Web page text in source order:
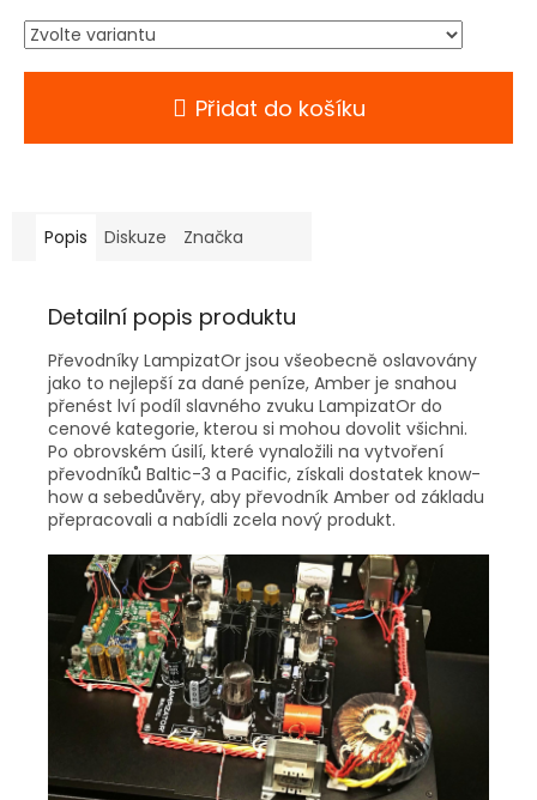
Přidat do košíku
Popis Diskuze Značka
Detailní popis produktu
Převodníky LampizatOr jsou všeobecně oslavovány
jako to nejlepší za dané peníze, Amber je snahou
přenést lví podíl slavného zvuku LampizatOr do
cenové kategorie, kterou si mohou dovolit všichni.
Po obrovském úsilí, které vynaložili na vytvoření
převodníků Baltic-3 a Pacific, získali dostatek know-
how a sebedůvěry, aby převodník Amber od základu
přepracovali a nabídli zcela nový produkt.